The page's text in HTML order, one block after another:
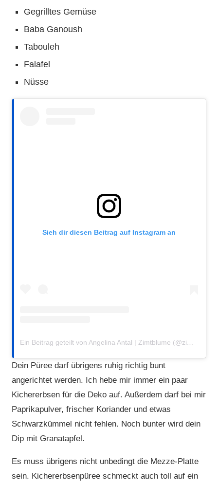
Gegrilltes Gemüse
Baba Ganoush
Tabouleh
Falafel
Nüsse
Sieh dir diesen Beitrag auf Instagram an
Ein Beitrag geteilt von Angelina Antal | Zimtblume (@zimtblume.de)
Dein Püree darf übrigens ruhig richtig bunt
angerichtet werden. Ich hebe mir immer ein paar
Kichererbsen für die Deko auf. Außerdem darf bei mir
Paprikapulver, frischer Koriander und etwas
Schwarzkümmel nicht fehlen. Noch bunter wird dein
Dip mit Granatapfel.
Es muss übrigens nicht unbedingt die Mezze-Platte
sein. Kichererbsenpüree schmeckt auch toll auf ein